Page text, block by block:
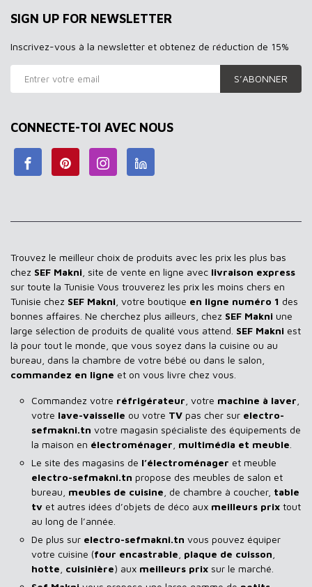
SIGN UP FOR NEWSLETTER
Inscrivez-vous à la newsletter et obtenez de réduction de 15%
S’ABONNER
CONNECTE-TOI AVEC NOUS
Trouvez le meilleur choix de produits avec les prix les plus bas
chez SEF Makni , site de vente en ligne avec livraison express
sur toute la Tunisie Vous trouverez les prix les moins chers en
Tunisie chez SEF Makni , votre boutique en ligne numéro 1 des
bonnes affaires. Ne cherchez plus ailleurs, chez SEF Makni une
large sélection de produits de qualité vous attend. SEF Makni est
là pour tout le monde, que vous soyez dans la cuisine ou au
bureau, dans la chambre de votre bébé ou dans le salon,
commandez en ligne et on vous livre chez vous.
Commandez votre réfrigérateur , votre machine à laver
votre lave-vaisselle ou votre TV pas cher sur electro-
sefmakni.tn votre magasin spécialiste des équipements de
la maison en électroménager multimédia et meuble
Le site des magasins de l’électroménager et meuble
electro-sefmakni.tn propose des meubles de salon et
bureau, meubles de cuisine , de chambre à coucher, table
tv et autres idées d’objets de déco aux meilleurs prix tout
au long de l’année.
De plus sur electro-sefmakni.tn vous pouvez équiper
votre cuisine (four encastrable plaque de cuisson
hotte cuisinière) aux meilleurs prix sur le marché.